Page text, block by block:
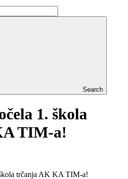
Search
1. škola
TIM-a!
trčanja AK KA TIM-a!